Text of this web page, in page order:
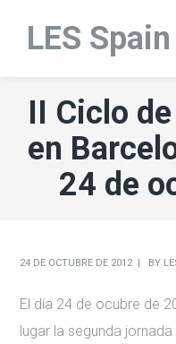
LES
II Ciclo
en
24 de
24 DE OCTUBRE DE 2012 BY
El día 24 de ocubre de
lugar la segunda